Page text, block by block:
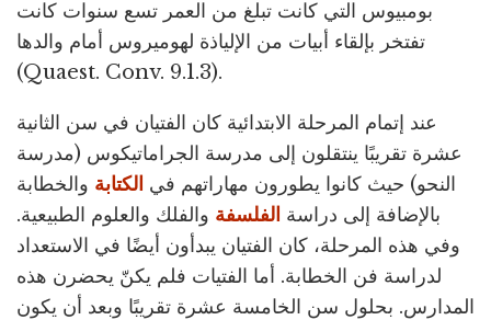
بومبيوس التي كانت تبلغ من العمر تسع سنوات كانت
تفتخر بإلقاء أبيات من الإلياذة لهوميروس أمام والدها
(Quaest. Conv. 9.1.3).
عند إتمام المرحلة الابتدائية كان الفتيان في سن الثانية
عشرة تقريبًا ينتقلون إلى مدرسة الجراماتيكوس (مدرسة
النحو) حيث كانوا يطورون مهاراتهم في الكتابة والخطابة
بالإضافة إلى دراسة الفلسفة والفلك والعلوم الطبيعية.
وفي هذه المرحلة، كان الفتيان يبدأون أيضًا في الاستعداد
لدراسة فن الخطابة. أما الفتيات فلم يكنّ يحضرن هذه
المدارس. بحلول سن الخامسة عشرة تقريبًا وبعد أن يكون